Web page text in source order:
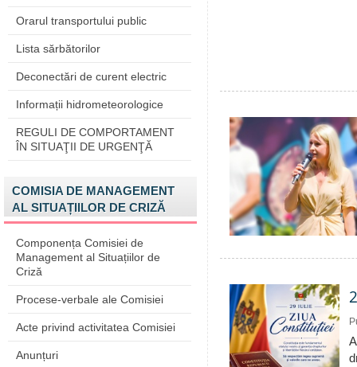
Orarul transportului public
Lista sărbătorilor
Deconectări de curent electric
Informații hidrometeorologice
REGULI DE COMPORTAMENT
ÎN SITUAŢII DE URGENŢĂ
COMISIA DE MANAGEMENT
AL SITUAȚIILOR DE CRIZĂ
Componența Comisiei de
Management al Situațiilor de
Criză
Procese-verbale ale Comisiei
Acte privind activitatea Comisiei
Anunțuri